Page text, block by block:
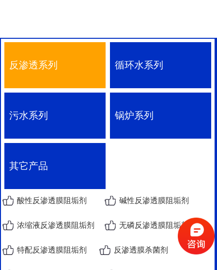
反渗透系列 循环水系列
污水系列 锅炉系列
其它产品
酸性反渗透膜阻垢剂 碱性反渗透膜阻垢剂
浓缩液反渗透膜阻垢剂 无磷反渗透膜阻垢剂
特配反渗透膜阻垢剂 反渗透膜杀菌剂